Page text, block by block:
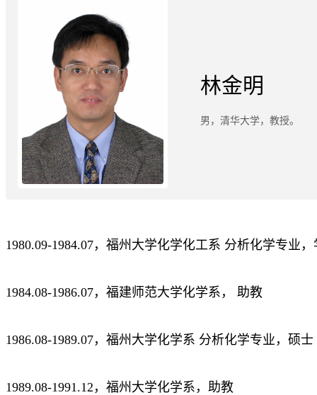
林金明
男，清华大学，教授。
1980.09-1984.07，福州大学化学化工系 分析化学专业，
1984.08-1986.07，福建师范大学化学系， 助教
1986.08-1989.07，福州大学化学系 分析化学专业，硕士
1989.08-1991.12，福州大学化学系，助教